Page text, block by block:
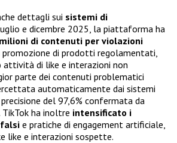
dettagli sui sistemi di
e dicembre 2025, la piattaforma ha
di contenuti per violazioni
promozione di prodotti regolamentati,
attività di like e interazioni non
parte dei contenuti problematici
automaticamente dai sistemi
del 97,6% confermata da
TikTok ha inoltre intensificato i
e pratiche di engagement artificiale,
like e interazioni sospette.